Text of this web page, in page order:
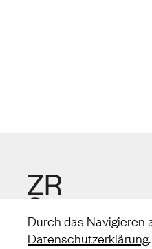
Durch das Navigieren
Datenschutzerklärung.